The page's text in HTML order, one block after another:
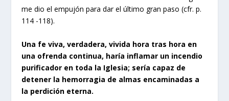
me dio el empujón para dar el último gran paso (cfr. p.
114 -118).
Una fe viva, verdadera, vivida hora tras hora en
una ofrenda continua, haría inflamar un incendio
purificador en toda la Iglesia; sería capaz de
detener la hemorragia de almas encaminadas a
la perdición eterna.